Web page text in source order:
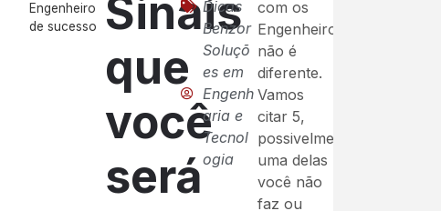
Engenheiro
de sucesso
Sinais
que
você
será
Dicas
Benzor
Soluçõ
es em
Engenh
aria e
Tecnol
ogia
com os
Engenheiros
não é
diferente.
Vamos
citar 5,
possivelmente
uma delas
você não
faz ou